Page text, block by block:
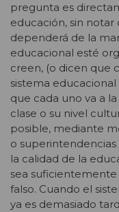
pregunta es
educación, sin
dependerá de la
educacional esté
creen, (o dicen que
sistema
que cada uno va a
clase o su nivel
posible, mediante
o
la calidad de la
sea
falso. Cuando el
ya es demasiado